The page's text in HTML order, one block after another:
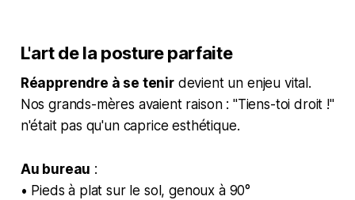
L'art de la posture parfaite
Réapprendre à se tenirdevient un enjeu vital.
Nos grands-mères avaient raison : "Tiens-toi droit !"
n'était pas qu'un caprice esthétique.
Au bureau :
• Pieds à plat sur le sol, genoux à 90°